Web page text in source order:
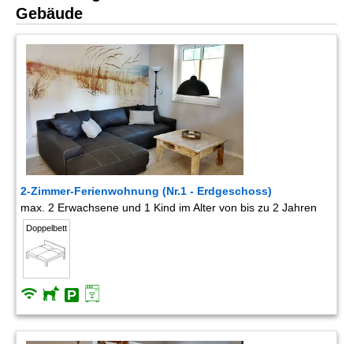
Gebäude
2-Zimmer-Ferienwohnung (Nr.1 - Erdgeschoss)
max. 2 Erwachsene und 1 Kind im Alter von bis zu 2 Jahren
Doppelbett